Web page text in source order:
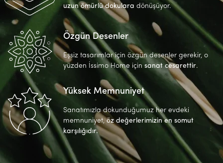
uzun ömürlü dokulara dönüşüyor.
Özgün Desenler
Eşsiz tasarımlar için özgün desenler gerekir, o
yüzden İssimo Home içinsanat cesarettir.
Yüksek Memnuniyet
Sanatımızla dokunduğumuz her evdeki
memnuniyet, öz değerlerimizin en somut
karşılığıdır.